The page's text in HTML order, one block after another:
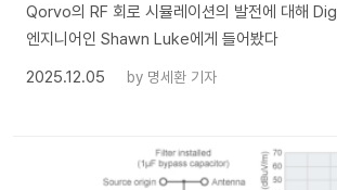
Qorvo의 RF 회로 시뮬레이션의 발전에 대해
엔지니어인 Shawn Luke에게 들어봤다
2025.12.05
by 명세환 기자